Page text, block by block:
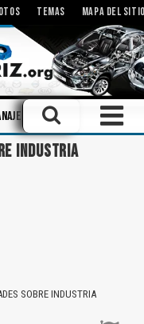
TEMAS MAPA DEL
Carrocerias
INDUSTRIA
SOBRE INDUSTRIA